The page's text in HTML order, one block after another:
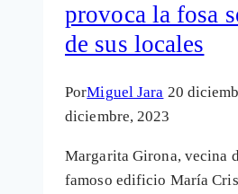
provoca la fosa
de sus locales
PorMiguel Jara 20
diciembre, 2023
Margarita Girona, vecina
famoso edificio María